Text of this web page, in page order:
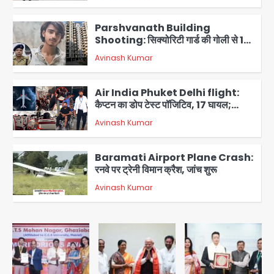
3
Parshvanath Building
Shooting: सिक्योरिटी गार्ड की गोली से 17
वर्षीय किशोर की मौत
Avinash Kumar
4
Air India Phuket Delhi flight:
कैप्टन का डोप टेस्ट पॉजिटिव, 17 घायल;
DGCA जांच जारी
Avinash Kumar
5
Baramati Airport Plane Crash:
रनवे पर ट्रेनी विमान क्रैश, जांच शुरू
Avinash Kumar
1
Shaheen Bagh News: बारिश के बाद
शाहीन बाग में जलभराव और गड्ढे, सीवर काम से
लोग परेशान
Avinash Kumar